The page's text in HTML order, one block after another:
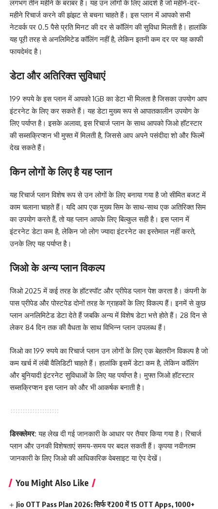
लगभग तीन महीने के बराबर है। यह उन लोगों के लिए आदर्श है जो महीने-दर-
महीने रिचार्ज करने की झंझट से बचना चाहते हैं। इस प्लान में आपको सभी
नेटवर्क पर 0.5 पैसे प्रति मिनट की दर से कॉलिंग की सुविधा मिलती है। हालांकि
यह पूरी तरह से अनलिमिटेड कॉलिंग नहीं है, लेकिन इतनी कम दर पर यह काफी
फायदेमंद है।
डेटा और अतिरिक्त सुविधाएं
199 रुपये के इस प्लान में आपको 1GB का डेटा भी मिलता है जिसका उपयोग आप
इंटरनेट के लिए कर सकते हैं। यह डेटा मुख्य रूप से आपातकालीन उपयोग के
लिए पर्याप्त है। इसके अलावा, इस रिचार्ज प्लान के साथ आपको जिओ हॉटस्टार
की सब्सक्रिप्शन भी मुफ्त में मिलती है, जिससे आप अपने पसंदीदा शो और फिल्में
देख सकते हैं।
किन लोगों के लिए है यह प्लान
यह रिचार्ज प्लान विशेष रूप से उन लोगों के लिए बनाया गया है जो सीमित बजट में
काम चलाना चाहते हैं। यदि आप एक मुख्य सिम के साथ-साथ एक अतिरिक्त सिम
का उपयोग करते हैं, तो यह प्लान आपके लिए बिल्कुल सही है। इस प्लान में
इंटरनेट डेटा कम है, लेकिन जो लोग ज्यादा इंटरनेट का इस्तेमाल नहीं करते,
उनके लिए यह पर्याप्त है।
जिओ के अन्य प्लान विकल्प
जिओ 2025 में कई तरह के हॉटस्पॉट और प्रीपेड प्लान पेश करता है। कंपनी के
पास प्रीपेड और पोस्टपेड दोनों तरह के ग्राहकों के लिए विकल्प हैं। इनमें से कुछ
प्लान अनलिमिटेड डेटा देते हैं जबकि अन्य में विशेष डेटा भत्ते होते हैं। 28 दिन से
लेकर 84 दिन तक की वैधता के साथ विभिन्न प्लान उपलब्ध हैं।
जिओ का 199 रुपये का रिचार्ज प्लान उन लोगों के लिए एक बेहतरीन विकल्प है जो
कम खर्च में लंबी वैलिडिटी चाहते हैं। हालांकि इसमें डेटा कम है, लेकिन कॉलिंग
और बुनियादी इंटरनेट सुविधाओं के लिए यह पर्याप्त है। मुफ्त जिओ हॉटस्टार
सब्सक्रिप्शन इस प्लान को और भी आकर्षक बनाती है।
डिस्क्लेमर: यह लेख दी गई जानकारी के आधार पर तैयार किया गया है। रिचार्ज
प्लान और उनकी विशेषताएं समय-समय पर बदल सकती हैं। कृपया नवीनतम
जानकारी के लिए जिओ की आधिकारिक वेबसाइट या ऐप देखें।
You Might Also Like
Jio OTT Pass Plan 2026: सिर्फ ₹200 में 15 OTT Apps, 1000+